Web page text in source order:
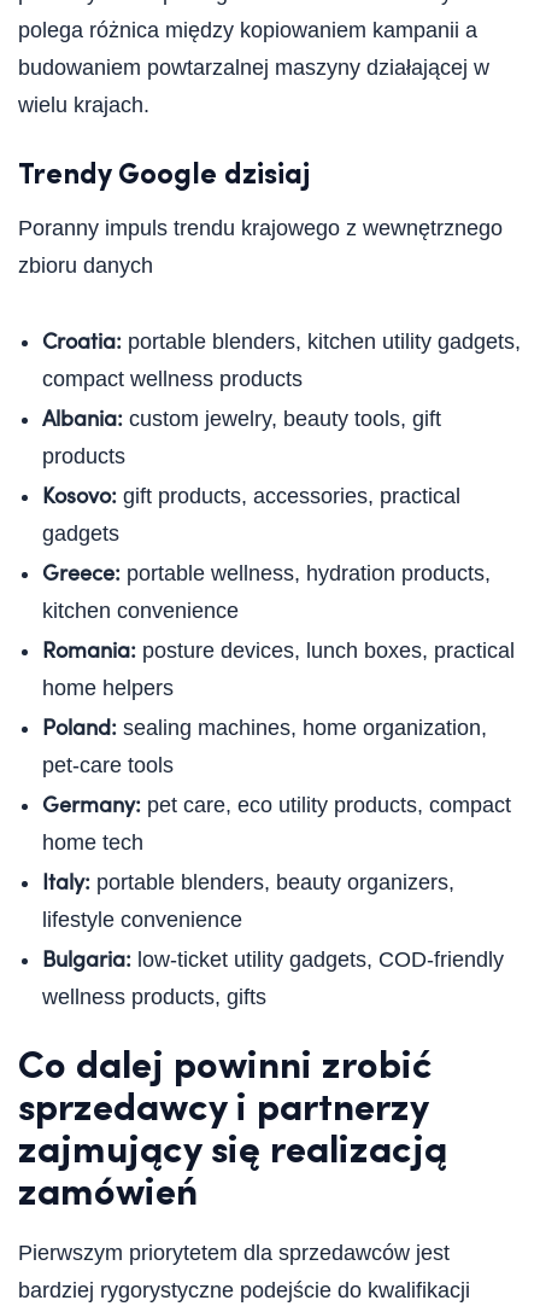
polega różnica między kopiowaniem kampanii a
budowaniem powtarzalnej maszyny działającej w
wielu krajach.
Trendy Google dzisiaj
Poranny impuls trendu krajowego z wewnętrznego
zbioru danych
Croatia: portable blenders, kitchen utility gadgets,
compact wellness products
Albania: custom jewelry, beauty tools, gift
products
Kosovo: gift products, accessories, practical
gadgets
Greece: portable wellness, hydration products,
kitchen convenience
Romania: posture devices, lunch boxes, practical
home helpers
Poland: sealing machines, home organization,
pet-care tools
Germany: pet care, eco utility products, compact
home tech
Italy: portable blenders, beauty organizers,
lifestyle convenience
Bulgaria: low-ticket utility gadgets, COD-friendly
wellness products, gifts
Co dalej powinni zrobić
sprzedawcy i partnerzy
zajmujący się realizacją
zamówień
Pierwszym priorytetem dla sprzedawców jest
bardziej rygorystyczne podejście do kwalifikacji